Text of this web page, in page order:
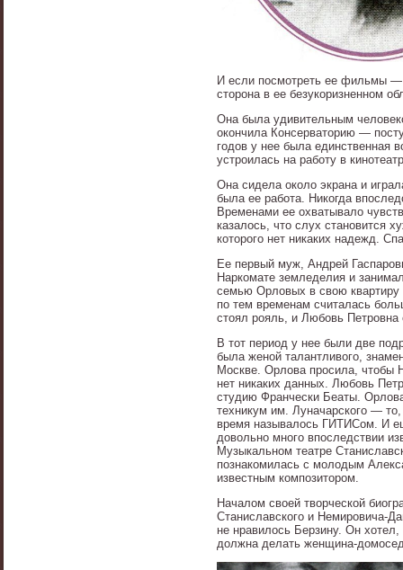
И если посмотреть ее фильмы —
сторона в ее безукоризненном
Она была удивительным
окончила Консерваторию —
годов у нее была единственная
устроилась на работу в
Она сидела около экрана и
была ее работа. Никогда
Временами ее охватывало
казалось, что слух становится
которого нет никаких надежд.
Ее первый муж, Андрей
Наркомате земледелия и
семью Орловых в свою квартиру
по тем временам считалась
стоял рояль, и Любовь Петровна
В тот период у нее были две
была женой талантливого,
Москве. Орлова просила, чтобы
нет никаких данных. Любовь
студию Франчески Беаты.
техникум им. Луначарского — то,
время называлось ГИТИСом. И
довольно много впоследствии
Музыкальном театре
познакомилась с молодым
известным композитором.
Началом своей творческой
Станиславского и Немировича-
не нравилось Берзину. Он
должна делать женщина-